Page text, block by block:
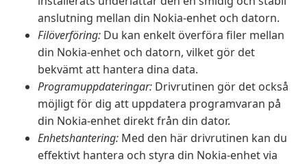
anslutning mellan din Nokia-enhet och datorn.
Filöverföring: Du kan enkelt överföra filer mellan
din Nokia-enhet och datorn, vilket gör det
bekvämt att hantera dina data.
Programuppdateringar: Drivrutinen gör det också
möjligt för dig att uppdatera programvaran på
din Nokia-enhet direkt från din dator.
Enhetshantering: Med den här drivrutinen kan du
effektivt hantera och styra din Nokia-enhet via